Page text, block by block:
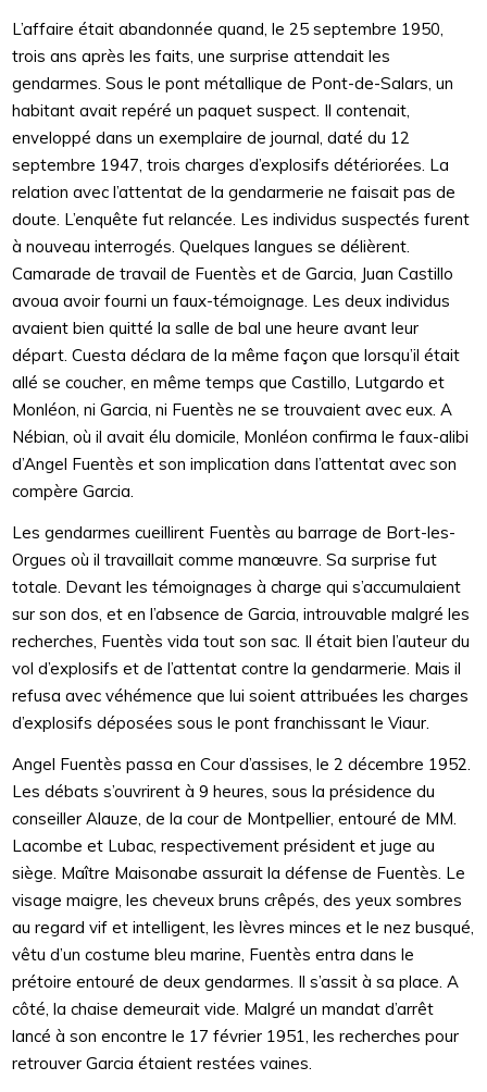
L’affaire était abandonnée quand, le 25 septembre 1950,
trois ans après les faits, une surprise attendait les
gendarmes. Sous le pont métallique de Pont-de-Salars, un
habitant avait repéré un paquet suspect. Il contenait,
enveloppé dans un exemplaire de journal, daté du 12
septembre 1947, trois charges d’explosifs détériorées. La
relation avec l’attentat de la gendarmerie ne faisait pas de
doute. L’enquête fut relancée. Les individus suspectés furent
à nouveau interrogés. Quelques langues se délièrent.
Camarade de travail de Fuentès et de Garcia, Juan Castillo
avoua avoir fourni un faux-témoignage. Les deux individus
avaient bien quitté la salle de bal une heure avant leur
départ. Cuesta déclara de la même façon que lorsqu’il était
allé se coucher, en même temps que Castillo, Lutgardo et
Monléon, ni Garcia, ni Fuentès ne se trouvaient avec eux. A
Nébian, où il avait élu domicile, Monléon confirma le faux-alibi
d’Angel Fuentès et son implication dans l’attentat avec son
compère Garcia.
Les gendarmes cueillirent Fuentès au barrage de Bort-les-
Orgues où il travaillait comme manœuvre. Sa surprise fut
totale. Devant les témoignages à charge qui s’accumulaient
sur son dos, et en l’absence de Garcia, introuvable malgré les
recherches, Fuentès vida tout son sac. Il était bien l’auteur du
vol d’explosifs et de l’attentat contre la gendarmerie. Mais il
refusa avec véhémence que lui soient attribuées les charges
d’explosifs déposées sous le pont franchissant le Viaur.
Angel Fuentès passa en Cour d’assises, le 2 décembre 1952.
Les débats s’ouvrirent à 9 heures, sous la présidence du
conseiller Alauze, de la cour de Montpellier, entouré de MM.
Lacombe et Lubac, respectivement président et juge au
siège. Maître Maisonabe assurait la défense de Fuentès. Le
visage maigre, les cheveux bruns crêpés, des yeux sombres
au regard vif et intelligent, les lèvres minces et le nez busqué,
vêtu d’un costume bleu marine, Fuentès entra dans le
prétoire entouré de deux gendarmes. Il s’assit à sa place. A
côté, la chaise demeurait vide. Malgré un mandat d’arrêt
lancé à son encontre le 17 février 1951, les recherches pour
retrouver Garcia étaient restées vaines.